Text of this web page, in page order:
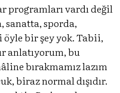
programları vardı değil
sanatta, sporda,
bir şey yok. Tabii,
anlatıyorum, bu
bırakmamız lazım
biraz normal dışıdır.